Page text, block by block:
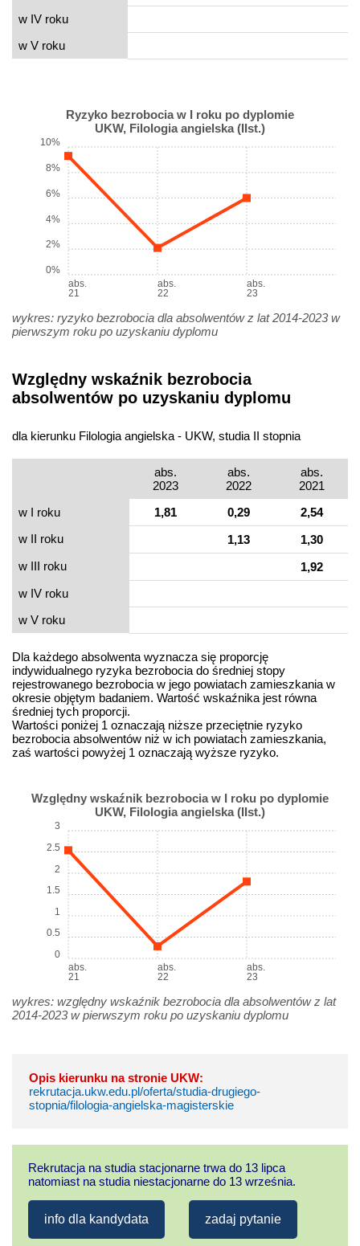
w IV roku
w V roku
Ryzyko bezrobocia w I roku po dyplomie
UKW, Filologia angielska (IIst.)
abs.
21
abs.
22
abs.
23
0%
2%
4%
6%
8%
10%
wykres: ryzyko bezrobocia dla absolwentów z lat 2014-2023 w
pierwszym roku po uzyskaniu dyplomu
Względny wskaźnik bezrobocia
absolwentów po uzyskaniu dyplomu
dla kierunku Filologia angielska - UKW, studia II stopnia
abs.
2023
abs.
2022
abs.
2021
w I roku
1,81 0,29
2,54
w II roku
1,13
1,30
w III roku
1,92
w IV roku
w V roku
Dla każdego absolwenta wyznacza się proporcję
indywidualnego ryzyka bezrobocia do średniej stopy
rejestrowanego bezrobocia w jego powiatach zamieszkania w
okresie objętym badaniem. Wartość wskaźnika jest równa
średniej tych proporcji.
Wartości poniżej 1 oznaczają niższe przeciętnie ryzyko
bezrobocia absolwentów niż w ich powiatach zamieszkania,
zaś wartości powyżej 1 oznaczają wyższe ryzyko.
Względny wskaźnik bezrobocia w I roku po dyplomie
UKW, Filologia angielska (IIst.)
abs.
21
abs.
22
abs.
23
0
0.5
1
1.5
2
2.5
3
wykres: względny wskaźnik bezrobocia dla absolwentów z lat
2014-2023 w pierwszym roku po uzyskaniu dyplomu
Opis kierunku na stronie UKW:
rekrutacja.ukw.edu.pl/oferta/studia-drugiego-
stopnia/filologia-angielska-magisterskie
Rekrutacja na studia stacjonarne trwa do 13 lipca
natomiast na studia niestacjonarne do 13 września.
info dla kandydata zadaj pytanie